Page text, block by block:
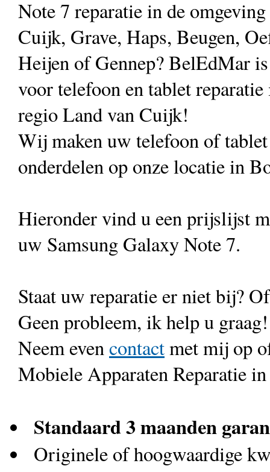
Note 7 reparatie in de
Cuijk, Grave, Haps, Beugen,
Heijen of Gennep? BelEdMar
voor telefoon en tablet reparatie
regio Land van Cuijk!
Wij maken uw telefoon of
onderdelen op onze locatie in
Hieronder vind u een prijslijst
uw Samsung Galaxy Note 7.
Staat uw reparatie er niet bij?
Geen probleem, ik help u graag!
Neem evencontactmet mij op
Mobiele Apparaten Reparatie
Standaard 3 maanden
Originele of hoogwaardige